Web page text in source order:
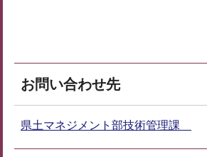
お問い合わせ先
県土マネジメント部技術管理課